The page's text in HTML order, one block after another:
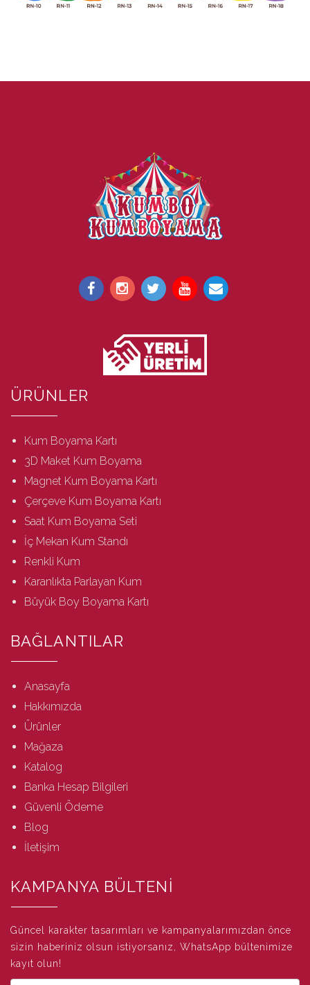
ÜRÜNLER
Kum Boyama Kartı
3D Maket Kum Boyama
Magnet Kum Boyama Kartı
Çerçeve Kum Boyama Kartı
Saat Kum Boyama Seti
İç Mekan Kum Standı
Renkli Kum
Karanlıkta Parlayan Kum
Büyük Boy Boyama Kartı
BAĞLANTILAR
Anasayfa
Hakkımızda
Ürünler
Mağaza
Katalog
Banka Hesap Bilgileri
Güvenli Ödeme
Blog
İletişim
KAMPANYA BÜLTENİ
Güncel karakter tasarımları ve kampanyalarımızdan önce
sizin haberiniz olsun istiyorsanız, WhatsApp bültenimize
kayıt olun!